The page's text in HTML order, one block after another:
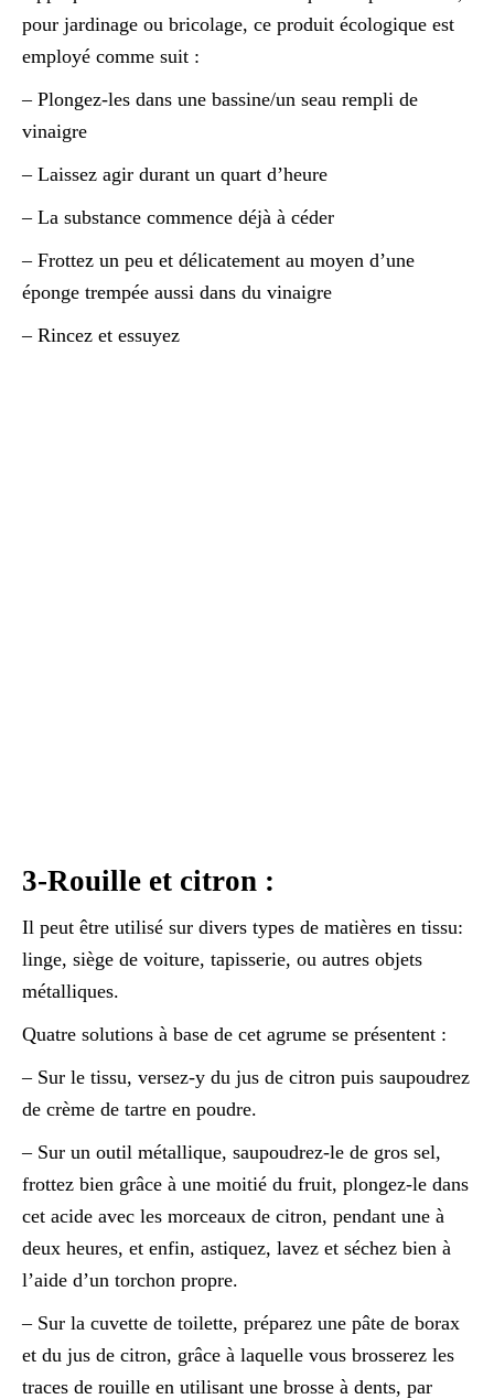
pour jardinage ou bricolage, ce produit écologique est
employé comme suit :
– Plongez-les dans une bassine/un seau rempli de
vinaigre
– Laissez agir durant un quart d’heure
– La substance commence déjà à céder
– Frottez un peu et délicatement au moyen d’une
éponge trempée aussi dans du vinaigre
– Rincez et essuyez
3-Rouille et citron :
Il peut être utilisé sur divers types de matières en tissu:
linge, siège de voiture, tapisserie, ou autres objets
métalliques.
Quatre solutions à base de cet agrume se présentent :
– Sur le tissu, versez-y du jus de citron puis saupoudrez
de crème de tartre en poudre.
– Sur un outil métallique, saupoudrez-le de gros sel,
frottez bien grâce à une moitié du fruit, plongez-le dans
cet acide avec les morceaux de citron, pendant une à
deux heures, et enfin, astiquez, lavez et séchez bien à
l’aide d’un torchon propre.
– Sur la cuvette de toilette, préparez une pâte de borax
et du jus de citron, grâce à laquelle vous brosserez les
traces de rouille en utilisant une brosse à dents, par